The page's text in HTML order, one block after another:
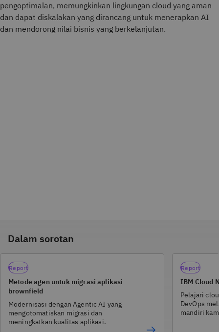
pengoptimalan, memungkinkan lingkungan cloud yang aman
dan dapat diskalakan yang dirancang untuk menerapkan AI
dan mendorong nilai bisnis yang berkelanjutan.
Dalam sorotan
Report
Metode agen untuk migrasi aplikasi
brownfield
Modernisasi dengan Agentic AI yang
mengotomatiskan migrasi dan
meningkatkan kualitas aplikasi.
Report
IBM Cloud
Pelajari
DevOps
mandiri